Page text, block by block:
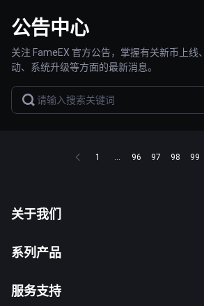
公告中心
关注 FameEX 官方公告，掌握有关新币上线
动、系统升级等方面的最新消息。
1 ... 96 97 98 99
关于我们
系列产品
服务支持